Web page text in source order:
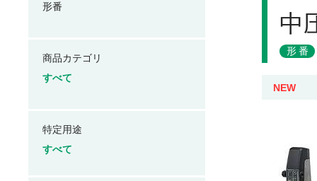
中
形番
NEW
形番
商品カテゴリ
すべて
特定用途
すべて